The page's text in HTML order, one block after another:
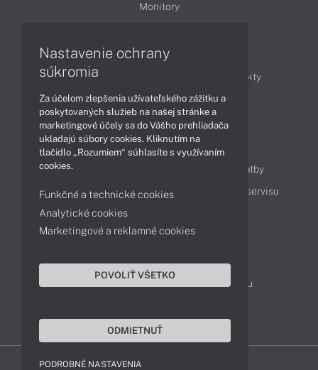
Monitory
Články
Obchodné informácie
Produkty
Technológie
Videá
Obsah
Ako nakupovať
Možnosti doručenia a platby
Podpora a servis
Servisné služby Cenník servisu
Kontakty
043 4224 771
Obchodné oddelenie
Reklamácia tovaru
Nastavenie ochrany
súkromia
Za účelom zlepšenia užívateľského zážitku a
poskytovaných služieb na našej stránke a
marketingové účely sa do Vášho prehliadača
ukladajú súbory cookies. Kliknutím na
tlačidlo „Rozumiem“ súhlasíte s využívaním
cookies.
Funkčné a technické cookies
Analytické cookies
Marketingové a reklamné cookies
POVOLIŤ VŠETKO
ODMIETNUŤ
PODROBNÉ NASTAVENIA